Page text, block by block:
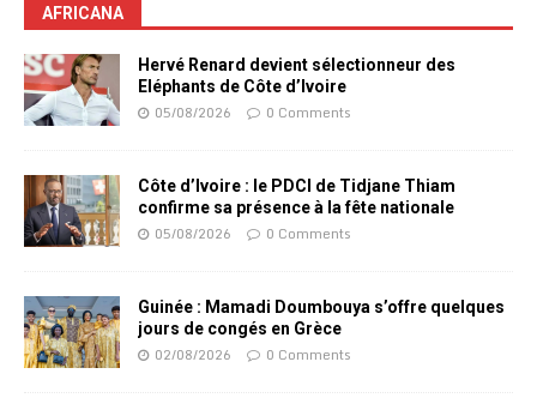
AFRICANA
Hervé Renard devient sélectionneur des
Eléphants de Côte d’Ivoire
05/08/2026 0 Comments
Côte d’Ivoire : le PDCI de Tidjane Thiam
confirme sa présence à la fête nationale
05/08/2026 0 Comments
Guinée : Mamadi Doumbouya s’offre quelques
jours de congés en Grèce
02/08/2026 0 Comments